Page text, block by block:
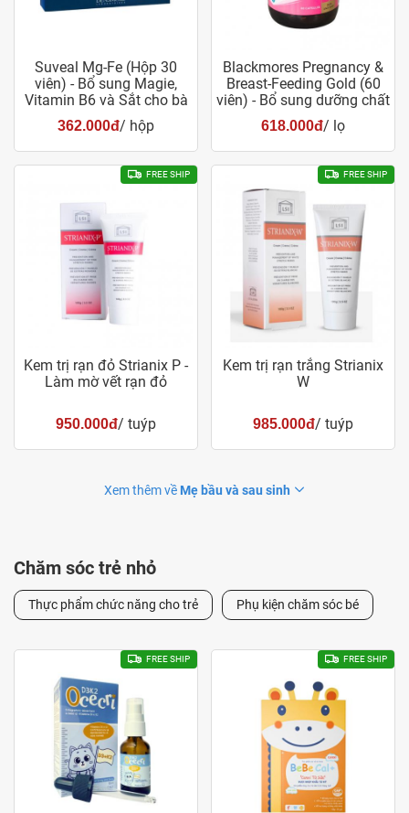
Suveal Mg-Fe (Hộp 30
viên) - Bổ sung Magie,
Vitamin B6 và Sắt cho bà
bầu
362.000đ/ hộp
Blackmores Pregnancy &
Breast-Feeding Gold (60
viên) - Bổ sung dưỡng chất
cho bà bầu
618.000đ/ lọ
FREE SHIP
Kem trị rạn đỏ Strianix P -
Làm mờ vết rạn đỏ
950.000đ/ tuýp
FREE SHIP
Kem trị rạn trắng Strianix
W
985.000đ/ tuýp
Xem thêm về Mẹ bầu và sau sinh
Chăm sóc trẻ nhỏ
Thực phẩm chức năng cho trẻ Phụ kiện chăm sóc bé
FREE SHIP FREE SHIP